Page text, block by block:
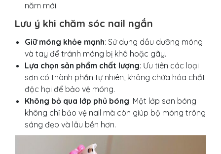
năm mới.
Lưu ý khi chăm sóc nail ngắn
Giữ móng khỏe mạnh: Sử dụng dầu dưỡng móng
và tay để tránh móng bị khô hoặc gãy.
Lựa chọn sản phẩm chất lượng: Ưu tiên các loại
sơn có thành phần tự nhiên, không chứa hóa chất
độc hại để bảo vệ móng.
Không bỏ qua lớp phủ bóng: Một lớp sơn bóng
không chỉ bảo vệ nail mà còn giúp bộ móng trông
sáng đẹp và lâu bền hơn.